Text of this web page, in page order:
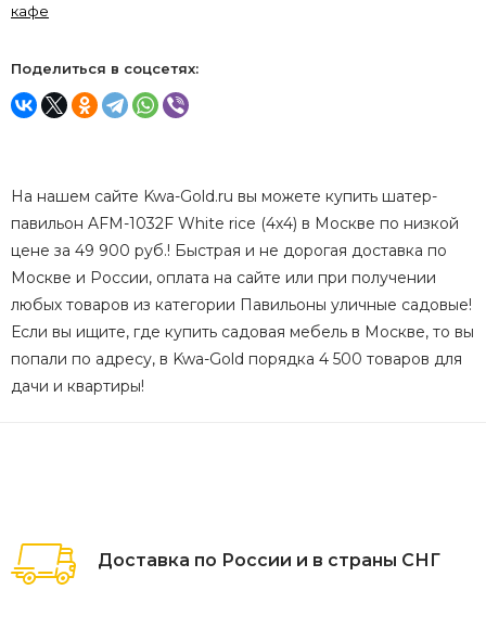
кафе
Поделиться в соцсетях:
На нашем сайте Kwa-Gold.ru вы можете купить шатер-
павильон AFM-1032F White rice (4х4) в Москве по низкой
цене за 49 900 руб.! Быстрая и не дорогая доставка по
Москве и России, оплата на сайте или при получении
любых товаров из категории Павильоны уличные садовые!
Если вы ищите, где купить садовая мебель в Москве, то вы
попали по адресу, в Kwa-Gold порядка 4 500 товаров для
дачи и квартиры!
Доставка по России и в страны СНГ